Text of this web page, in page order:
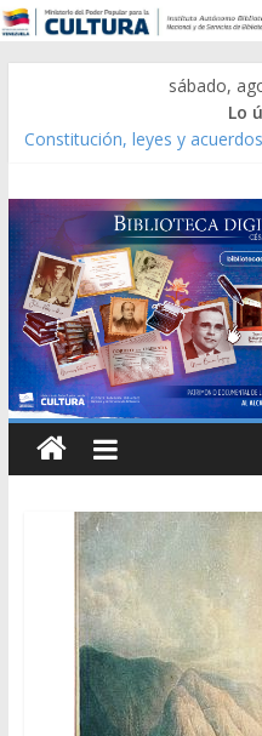
sábado,
Lo
Constitución, leyes y
Modesta Bor Sánchez
Gaceta Oficial de la
Caracas 09 de marzo de
Catálogo temático de obras